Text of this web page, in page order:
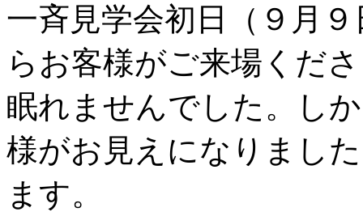
一斉見学会初日（９月
らお客様がご来場くだ
眠れませんでした。し
様がお見えになりまし
ます。